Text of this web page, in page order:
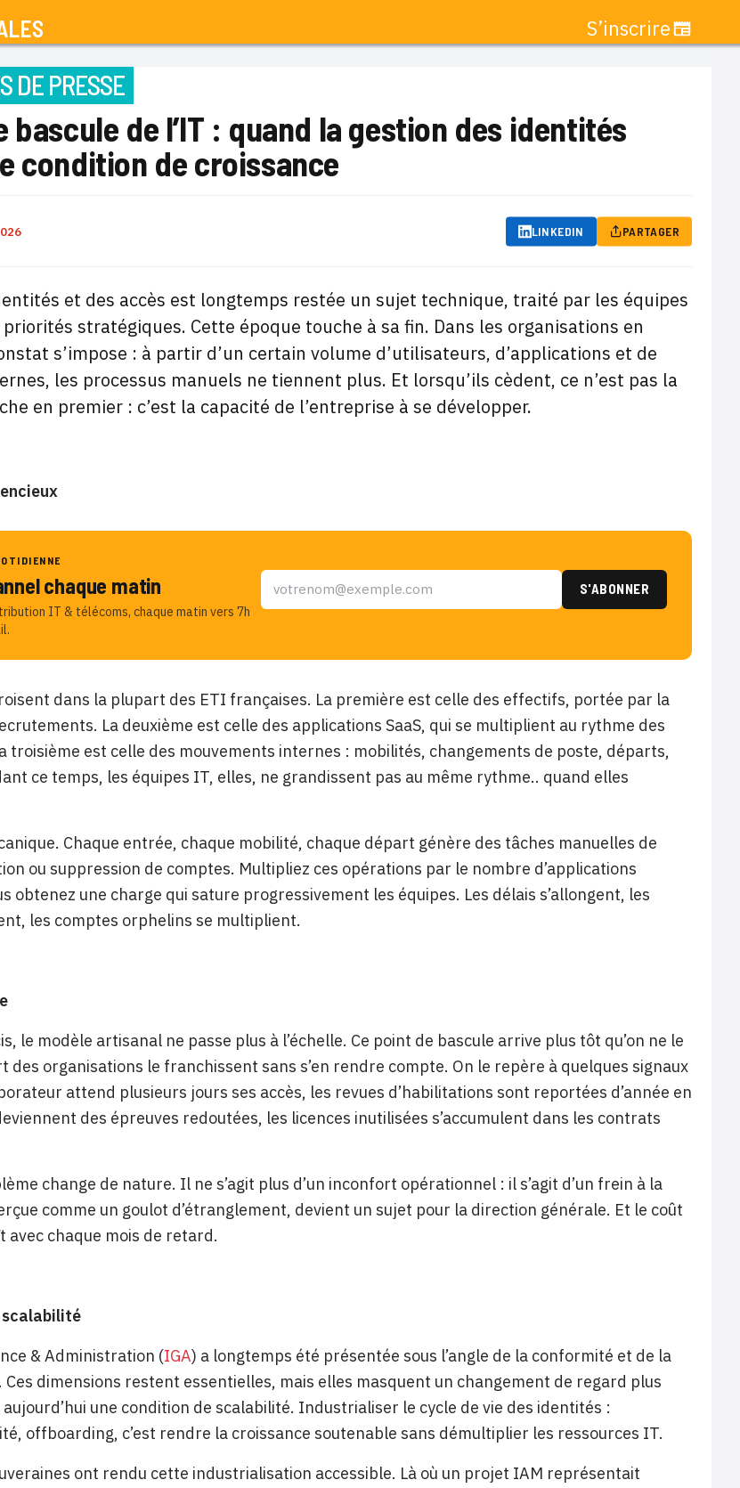
S’inscrire
DE PRESSE
bascule de l’IT : quand la gestion des identités
condition de croissance
LINKEDIN PARTAGER
et des accès est longtemps restée un sujet technique, traité par les équipes
stratégiques. Cette époque touche à sa fin. Dans les organisations en
s’impose : à partir d’un certain volume d’utilisateurs, d’applications et de
les processus manuels ne tiennent plus. Et lorsqu’ils cèdent, ce n’est pas la
en premier : c’est la capacité de l’entreprise à se développer.
chaque matin
IT & télécoms, chaque matin vers 7h
dans la plupart des ETI françaises. La première est celle des effectifs, portée par la
La deuxième est celle des applications SaaS, qui se multiplient au rythme des
troisième est celle des mouvements internes : mobilités, changements de poste, départs,
ce temps, les équipes IT, elles, ne grandissent pas au même rythme.. quand elles
Chaque entrée, chaque mobilité, chaque départ génère des tâches manuelles de
ou suppression de comptes. Multipliez ces opérations par le nombre d’applications
obtenez une charge qui sature progressivement les équipes. Les délais s’allongent, les
les comptes orphelins se multiplient.
le modèle artisanal ne passe plus à l’échelle. Ce point de bascule arrive plus tôt qu’on ne le
des organisations le franchissent sans s’en rendre compte. On le repère à quelques signaux
attend plusieurs jours ses accès, les revues d’habilitations sont reportées d’année en
des épreuves redoutées, les licences inutilisées s’accumulent dans les contrats
change de nature. Il ne s’agit plus d’un inconfort opérationnel : il s’agit d’un frein à la
comme un goulot d’étranglement, devient un sujet pour la direction générale. Et le coût
chaque mois de retard.
scalabilité
& Administration (IGA) a longtemps été présentée sous l’angle de la conformité et de la
dimensions restent essentielles, mais elles masquent un changement de regard plus
aujourd’hui une condition de scalabilité. Industrialiser le cycle de vie des identités :
offboarding, c’est rendre la croissance soutenable sans démultiplier les ressources IT.
ont rendu cette industrialisation accessible. Là où un projet IAM représentait